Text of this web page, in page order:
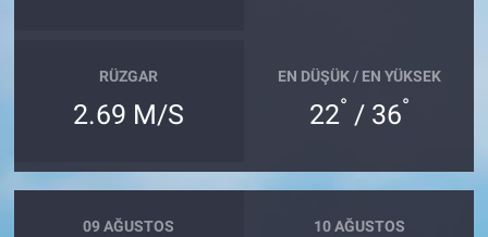
RÜZGAR
2.69 M/S
EN DÜŞÜK / EN YÜKSEK
22° / 36°
09 AĞUSTOS 10 AĞUSTOS